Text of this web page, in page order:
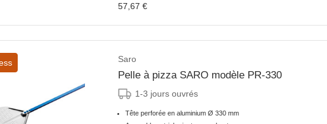
57,67 €
Saro
Pelle à pizza SARO modèle PR-330
1-3 jours ouvrés
Tête perforée en aluminium Ø 330 mm